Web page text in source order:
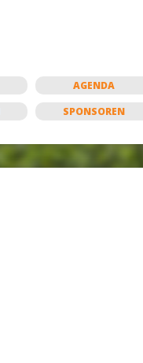
AGENDA
SPONSOREN